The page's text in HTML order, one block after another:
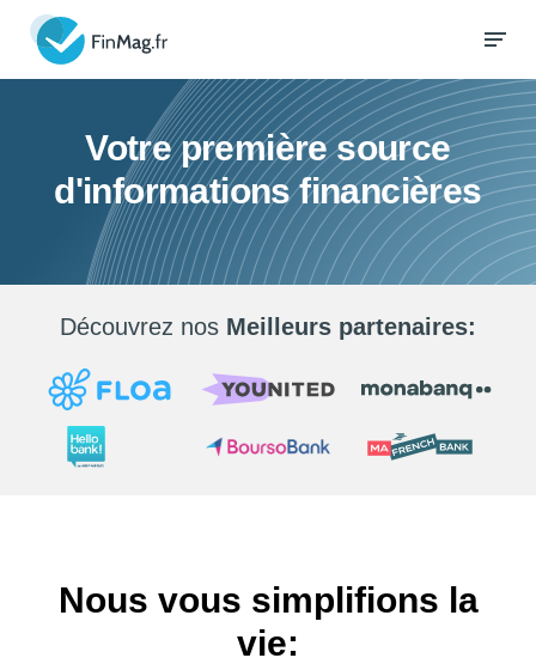
Votre première source
d'informations financières
Découvrez nos Meilleurs partenaires:
Nous vous simplifions la
vie: